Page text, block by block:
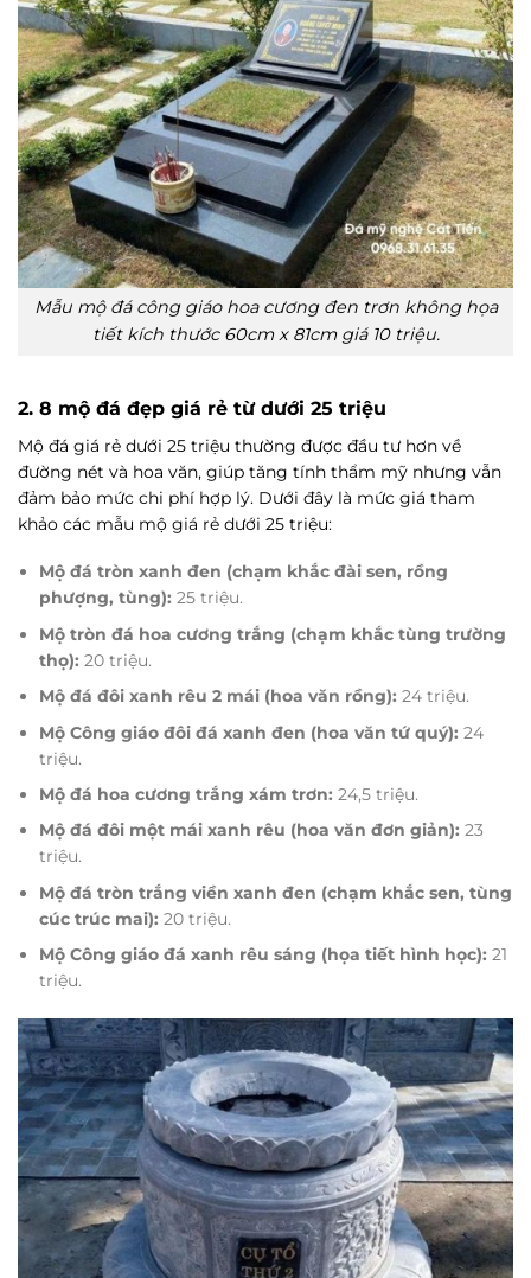
Mẫu mộ đá công giáo hoa cương đen trơn không họa
tiết kích thước 60cm x 81cm giá 10 triệu.
2. 8 mộ đá đẹp giá rẻ từ dưới 25 triệu
Mộ đá giá rẻ dưới 25 triệu thường được đầu tư hơn về
đường nét và hoa văn, giúp tăng tính thẩm mỹ nhưng vẫn
đảm bảo mức chi phí hợp lý. Dưới đây là mức giá tham
khảo các mẫu mộ giá rẻ dưới 25 triệu:
Mộ đá tròn xanh đen (chạm khắc đài sen, rồng
phượng, tùng): 25 triệu.
Mộ tròn đá hoa cương trắng (chạm khắc tùng trường
thọ): 20 triệu.
Mộ đá đôi xanh rêu 2 mái (hoa văn rồng): 24 triệu.
Mộ Công giáo đôi đá xanh đen (hoa văn tứ quý): 24
triệu.
Mộ đá hoa cương trắng xám trơn: 24,5 triệu.
Mộ đá đôi một mái xanh rêu (hoa văn đơn giản): 23
triệu.
Mộ đá tròn trắng viền xanh đen (chạm khắc sen, tùng
cúc trúc mai): 20 triệu.
Mộ Công giáo đá xanh rêu sáng (họa tiết hình học): 21
triệu.